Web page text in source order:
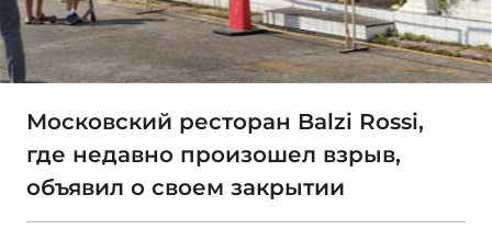
Московский ресторан Balzi Rossi,
где недавно произошел взрыв,
объявил о своем закрытии